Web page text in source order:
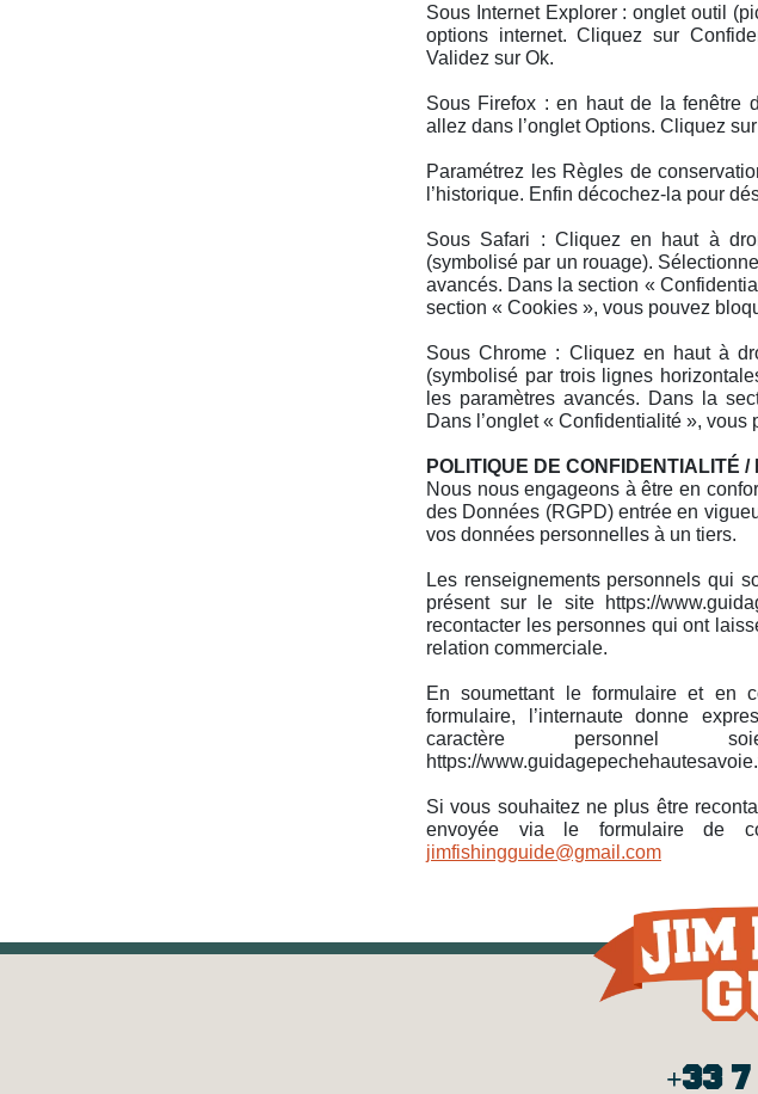
Sous Internet Explorer : onglet outil
options internet. Cliquez sur
Validez sur Ok.
Sous Firefox : en haut de la fenêtre
allez dans l’onglet Options. Cliquez
Paramétrez les Règles de
l’historique. Enfin décochez-la pour
Sous Safari : Cliquez en haut à
(symbolisé par un rouage).
avancés. Dans la section «
section « Cookies », vous pouvez
Sous Chrome : Cliquez en haut à
(symbolisé par trois lignes
les paramètres avancés. Dans la
Dans l’onglet « Confidentialité »,
POLITIQUE DE CONFIDENTIALITÉ /
Nous nous engageons à être en
des Données (RGPD) entrée en
vos données personnelles à un tiers.
Les renseignements personnels qui
présent sur le site https://
recontacter les personnes qui ont
relation commerciale.
En soumettant le formulaire et en
formulaire, l’internaute donne
caractère personnel
https://
Si vous souhaitez ne plus être
envoyée via le formulaire de
jimfishingguide@gmail.com
+33